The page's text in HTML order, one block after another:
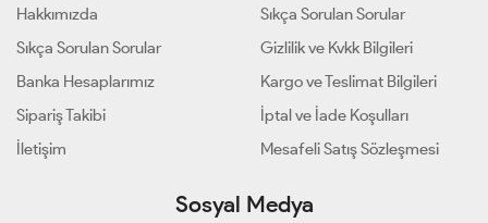
Hakkımızda
Sıkça Sorulan Sorular
Banka Hesaplarımız
Sipariş Takibi
İletişim
Sıkça Sorulan Sorular
Gizlilik ve Kvkk Bilgileri
Kargo ve Teslimat Bilgileri
İptal ve İade Koşulları
Mesafeli Satış Sözleşmesi
Sosyal Medya